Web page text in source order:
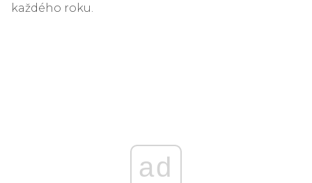
každého roku.
ad